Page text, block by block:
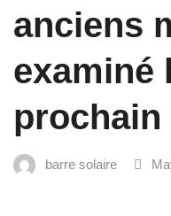
anciens
examiné
prochain
barre solaire